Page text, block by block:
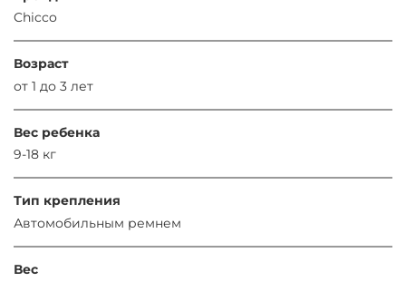
Chicco
Возраст
от 1 до 3 лет
Вес ребенка
9-18 кг
Тип крепления
Автомобильным ремнем
Вес